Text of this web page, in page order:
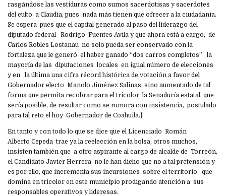
rasgándose las vestiduras como sumos sacerdotisas y sacerdotes
del culto a Claudia, pues nada más tienen que ofrecer a la ciudadanía.
Se espera pues que el capital generado al paso del liderazgo del
diputado federal Rodrigo Fuentes Avila y que ahora está a cargo, de
Carlos Robles Lostanau no solo pueda ser conservado con la
fortaleza que le generó el haber ganado “dos carros completos” la
mayoría de las diputaciones locales en igual número de elecciones
y en la última una cifra récord histórica de votación a favor del
Gobernador electo Manolo Jiménez Salinas, sino aumentado de tal
forma que permita recobrar para el tricolor la Senaduría estatal, que
sería posible, de resultar como se rumora con insistencia, postulado
para tal reto el hoy Gobernador de Coahuila.}
En tanto y con todo lo que se dice que el Licenciado Román
Alberto Cepeda trae ya la reelección en la bolsa, otros muchos,
insisten también que a otro aspirante al cargo de alcalde de Torreón,
el Candidato Javier Herrera no le han dicho que no a tal pretensión y
es por ello, que incrementa sus incursiones sobre el territorio que
domina en tricolor en este municipio prodigando atención a sus
responsables operativos y lideresas.